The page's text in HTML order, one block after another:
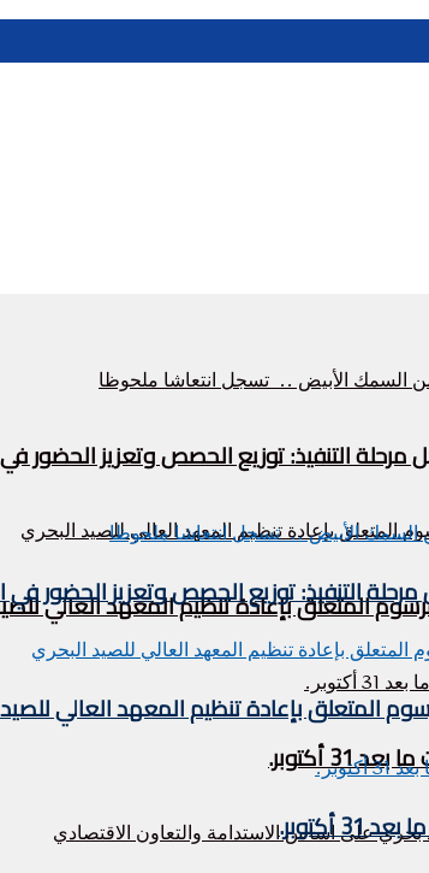
مرحلة التنفيذ: توزيع الحصص وتعزيز الحضور
المتعلق بإعادة تنظيم المعهد العالي
أكتوبر.
التنفيذ: توزيع الحصص وتعزيز الحضور
بإعادة تنظيم المعهد العالي
أكتوبر.